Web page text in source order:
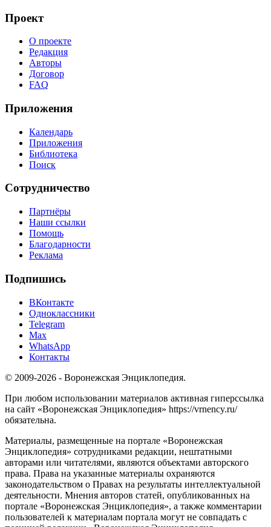
Проект
О проекте
Редакция
Авторы
Договор
FAQ
Приложения
Календарь
Приложения
Библиотека
Поиск
Сотрудничество
Партнёры
Наши ссылки
Помощь
Благодарности
Реклама
Подпишись
ВКонтакте
Одноклассники
Telegram
Max
WhatsApp
Контакты
© 2009-2026 - Воронежская Энциклопедия.
При любом использовании материалов активная гиперссылка
на сайт «Воронежская Энциклопедия» https://vrnency.ru/
обязательна.
Материалы, размещенные на портале «Воронежская
Энциклопедия» сотрудниками редакции, нештатными
авторами или читателями, являются объектами авторского
права. Права на указанные материалы охраняются
законодательством о Правах на результаты интеллектуальной
деятельности. Мнения авторов статей, опубликованных на
портале «Воронежская Энциклопедия», а также комментарии
пользователей к материалам портала могут не совпадать с